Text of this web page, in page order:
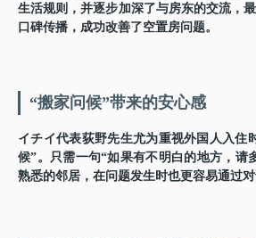
生活规则，并逐步加深了与房东的交流，
口碑传播，成功改善了空置房问题。
“搬家问候”带来的安心感
イチイ代表荻野先生尤为重视外国人入住
候”。只需一句“如果有不明白的地方，请
熟悉的邻居，在问题发生时也更容易通过对